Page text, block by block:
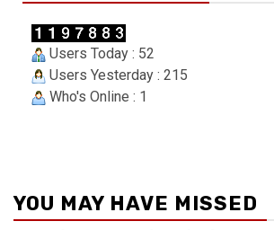
Users Today : 52
Users Yesterday : 215
Who's Online : 1
YOU MAY HAVE MISSED